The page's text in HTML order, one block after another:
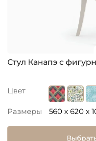
Стул Канапэ с
Цвет
Размеры 560 x 620 x